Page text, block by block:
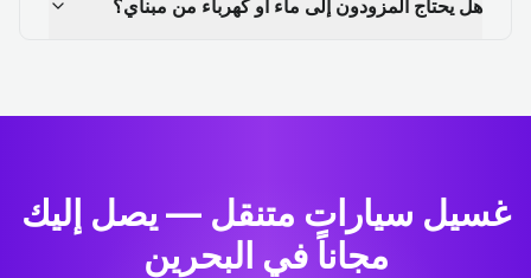
هل يحتاج المزودون إلى ماء أو كهرباء من مبناي؟
غسيل سيارات متنقل — يصل إليك
مجاناً في البحرين